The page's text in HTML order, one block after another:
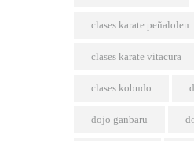
clases karate peñalolen
clases karate vitacura
clases kobudo
dojo ganbaru